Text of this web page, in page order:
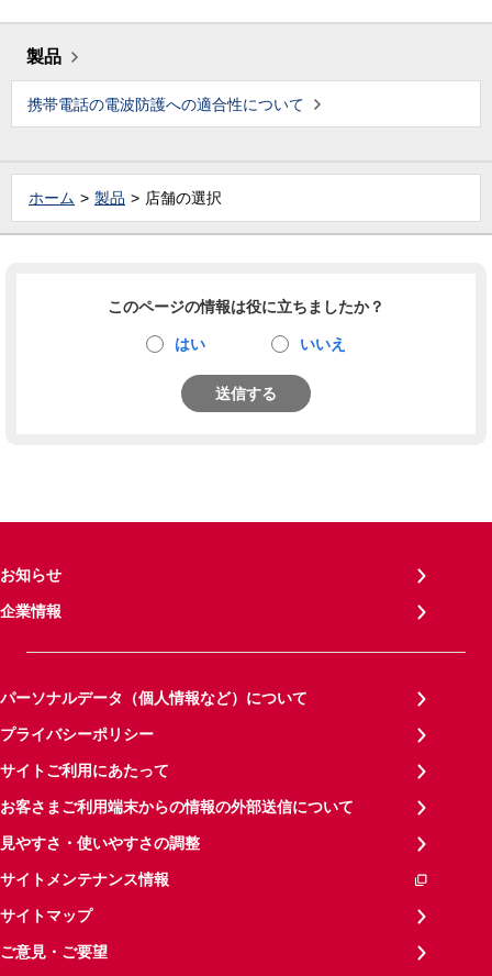
製品
携帯電話の電波防護への適合性について
ホーム 製品 店舗の選択
このページの情報は役に立ちましたか？
はい いいえ
送信する
お知らせ
企業情報
パーソナルデータ（個人情報など）について
プライバシーポリシー
サイトご利用にあたって
お客さまご利用端末からの情報の外部送信について
見やすさ・使いやすさの調整
サイトメンテナンス情報
サイトマップ
ご意見・ご要望